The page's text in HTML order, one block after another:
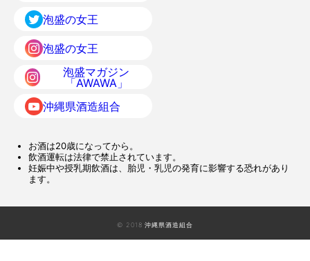
泡盛の女王
泡盛の女王
泡盛マガジン
「AWAWA」
沖縄県酒造組合
お酒は20歳になってから。
飲酒運転は法律で禁止されています。
妊娠中や授乳期飲酒は、胎児・乳児の発育に影響する恐れがあり
ます。
© 2018 沖縄県酒造組合